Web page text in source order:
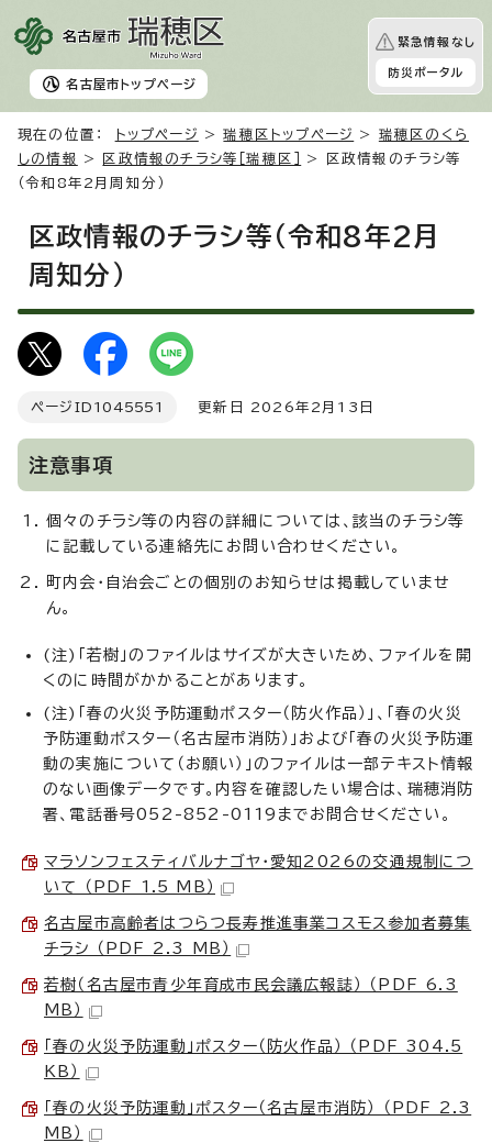
名古屋市 トップページ
緊急情報なし
防災ポータル
現在の位置： トップページ >瑞穂区トップページ > 瑞穂区のくら
しの情報
> 区政情報のチラシ等［瑞穂区］
> 区政情報のチラシ等
（令和8年2月周知分）
区政情報のチラシ等（令和8年2月
周知分）
ページID 1045551 更新日 2026年2月13日
注意事項
個々のチラシ等の内容の詳細については、該当のチラシ等
に記載している連絡先にお問い合わせください。
町内会・自治会ごとの個別のお知らせは掲載していませ
ん。
(注)「若樹」のファイルはサイズが大きいため、ファイルを開
くのに時間がかかることがあります。
(注)「春の火災予防運動ポスター（防火作品）」、「春の火災
予防運動ポスター（名古屋市消防）」および「春の火災予防運
動の実施について（お願い）」のファイルは一部テキスト情報
のない画像データです。内容を確認したい場合は、瑞穂消防
署、電話番号052-852-0119までお問合せください。
マラソンフェスティバルナゴヤ・愛知2026の交通規制につ
いて （PDF 1.5 MB）
名古屋市高齢者はつらつ長寿推進事業コスモス参加者募集
チラシ （PDF 2.3 MB）
若樹（名古屋市青少年育成市民会議広報誌） （PDF 6.3
MB）
「春の火災予防運動」ポスター（防火作品） （PDF 304.5
KB）
「春の火災予防運動」ポスター（名古屋市消防） （PDF 2.3
MB）